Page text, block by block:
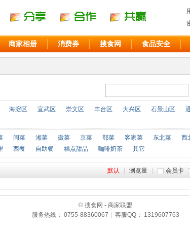
商家相册 消费券 搜食网 食品安全
海淀区 宣武区 崇文区 丰台区 大兴区 石景山区
闽菜 湘菜 徽菜 京菜 鄂菜 客家菜 东北菜
西
西餐 自助餐 糕点甜品 咖啡奶茶 其它
会员卡
默认 浏览量
© 搜食网 - 商家联盟
服务热线： 0755-88360067
客服QQ： 1319607763